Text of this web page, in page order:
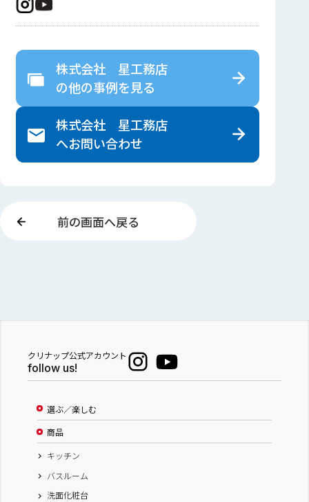
株式会社 星工務店
の他の事例を見る
株式会社 星工務店
へお問い合わせ
前の画面へ戻る
クリナップ公式アカウント
follow us!
選ぶ／楽しむ
商品
キッチン
バスルーム
洗面化粧台